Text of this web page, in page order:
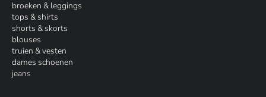
broeken & leggings
tops & shirts
shorts & skorts
blouses
truien & vesten
dames schoenen
jeans